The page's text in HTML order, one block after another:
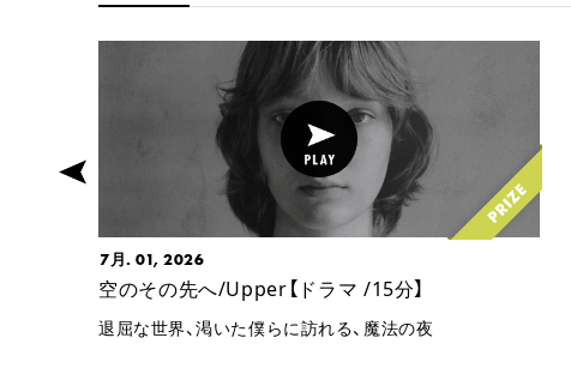
7月. 01, 2026
空のその先へ/Upper【ドラマ /15分】
退屈な世界、渇いた僕らに訪れる、魔法の夜